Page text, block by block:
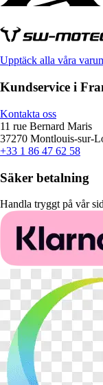
Upptäck alla våra
Kundservice i
Kontakta oss
11 rue Bernard Maris
37270 Montlouis-sur-
+33 1 86 47 62 58
Säker betalning
Handla tryggt på vår